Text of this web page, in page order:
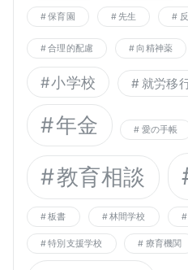
保育園 先生
合理的配慮 向精神薬
小学校 就労移
年金 愛の手帳
教育相談
板書 林間学校
特別支援学校 療育機関